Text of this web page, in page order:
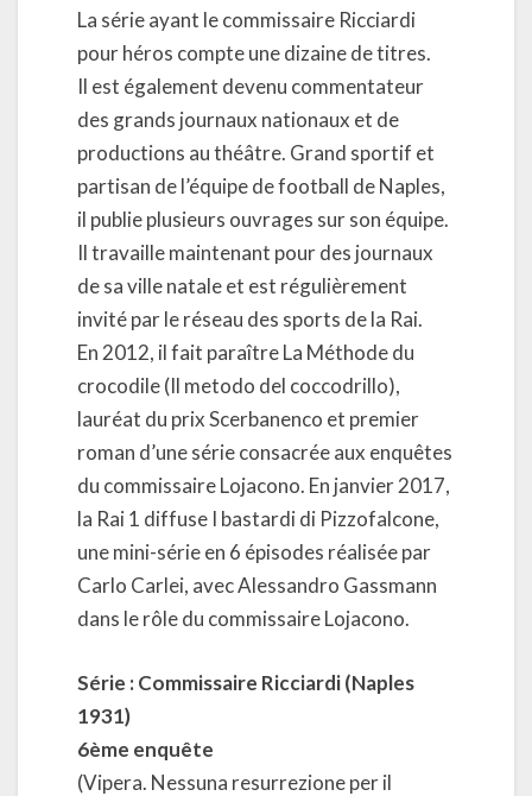
La série ayant le commissaire Ricciardi
pour héros compte une dizaine de titres.
Il est également devenu commentateur
des grands journaux nationaux et de
productions au théâtre. Grand sportif et
partisan de l’équipe de football de Naples,
il publie plusieurs ouvrages sur son équipe.
Il travaille maintenant pour des journaux
de sa ville natale et est régulièrement
invité par le réseau des sports de la Rai.
En 2012, il fait paraître La Méthode du
crocodile (Il metodo del coccodrillo),
lauréat du prix Scerbanenco et premier
roman d’une série consacrée aux enquêtes
du commissaire Lojacono. En janvier 2017,
la Rai 1 diffuse I bastardi di Pizzofalcone,
une mini-série en 6 épisodes réalisée par
Carlo Carlei, avec Alessandro Gassmann
dans le rôle du commissaire Lojacono.
Série : Commissaire Ricciardi (Naples
1931)
6ème enquête
(Vipera. Nessuna resurrezione per il